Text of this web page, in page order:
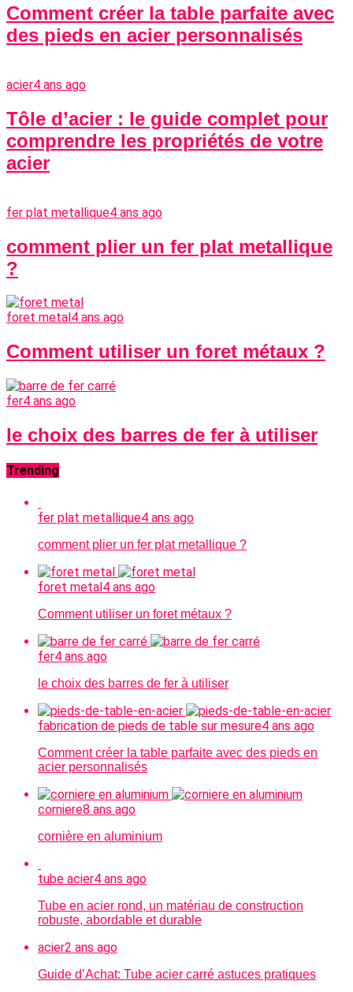
Comment créer la table parfaite avec
des pieds en acier personnalisés
acier4 ans ago
Tôle d’acier : le guide complet pour
comprendre les propriétés de votre
acier
fer plat metallique4 ans ago
comment plier un fer plat metallique
?
foret metal 4 ans ago
Comment utiliser un foret métaux ?
fer4 ans ago
le choix des barres de fer à utiliser
Trending
fer plat metallique4 ans ago
comment plier un fer plat metallique ?
foret metal4 ans ago
Comment utiliser un foret métaux ?
fer4 ans ago
le choix des barres de fer à utiliser
fabrication de pieds de table sur mesure4 ans ago
Comment créer la table parfaite avec des pieds en
acier personnalisés
corniere8 ans ago
cornière en aluminium
tube acier4 ans ago
Tube en acier rond, un matériau de construction
robuste, abordable et durable
acier2 ans ago
Guide d’Achat: Tube acier carré astuces pratiques